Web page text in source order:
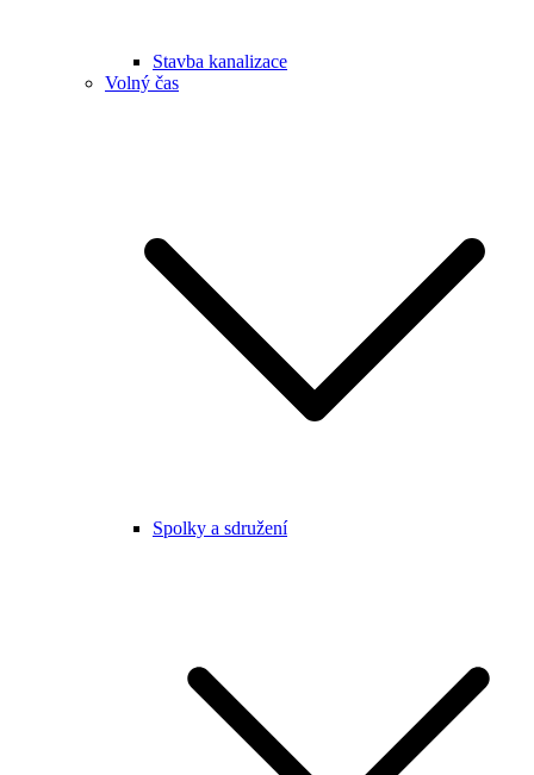
Stavba kanalizace
Volný čas
Spolky a sdružení